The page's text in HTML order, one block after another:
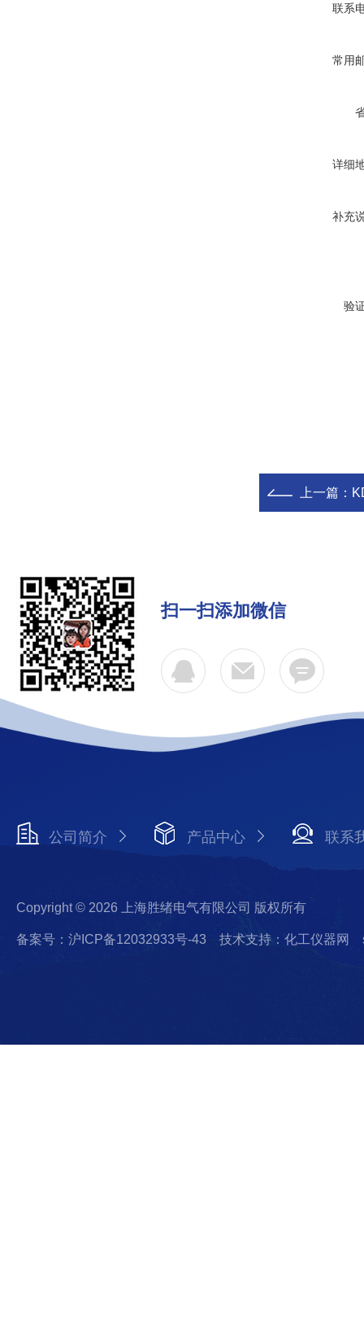
联系
常用
详细
补充
验
上一篇：
扫一扫添加微信
公司简介 产品中心 联系
Copyright © 2026 上海胜绪电气有限公司 版权所有
备案号：沪ICP备12032933号-43 技术支持：化工仪器网